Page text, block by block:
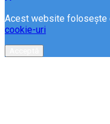
Acest website folosește
cookie-uri